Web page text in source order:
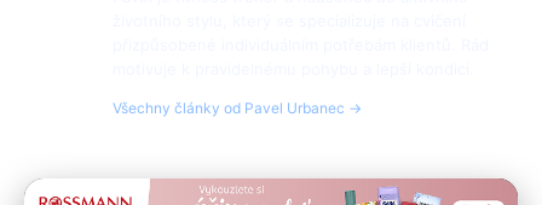
Všechny články od Pavel Urbanec →